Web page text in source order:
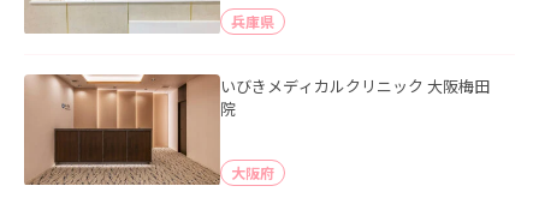
兵庫県
いびきメディカルクリニック 大阪梅田
院
大阪府